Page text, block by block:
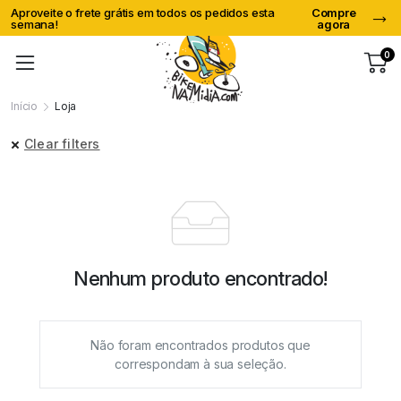
Aproveite o frete grátis em todos os pedidos esta
semana!
Compre
agora
0
Início Loja
Clear filters
Nenhum produto encontrado!
Não foram encontrados produtos que
correspondam à sua seleção.